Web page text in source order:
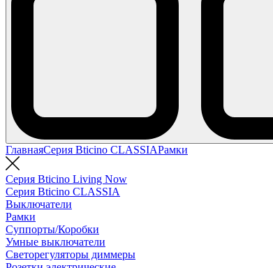
ГлавнаяСерия Bticino CLASSIAРамки
Серия Bticino Living Now
Серия Bticino CLASSIA
Выключатели
Рамки
Суппорты/Коробки
Умные выключатели
Светорегуляторы диммеры